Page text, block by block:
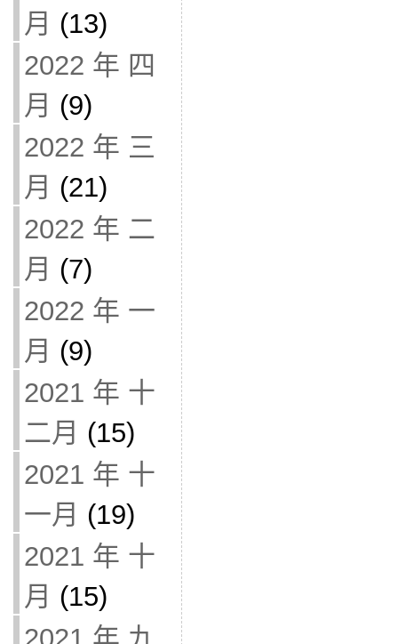
月 (13)
2022 年 四
月 (9)
2022 年 三
月 (21)
2022 年 二
月 (7)
2022 年 一
月 (9)
2021 年 十
二月 (15)
2021 年 十
一月 (19)
2021 年 十
月 (15)